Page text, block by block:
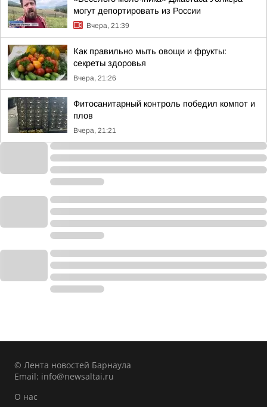
могут депортировать из России
Вчера, 21:39
Как правильно мыть овощи и фрукты:
секреты здоровья
Вчера, 21:26
Фитосанитарный контроль победил компот и
плов
Вчера, 21:21
© Лента новостей Барнаула
Email: info@newsaltai.ru
О нас